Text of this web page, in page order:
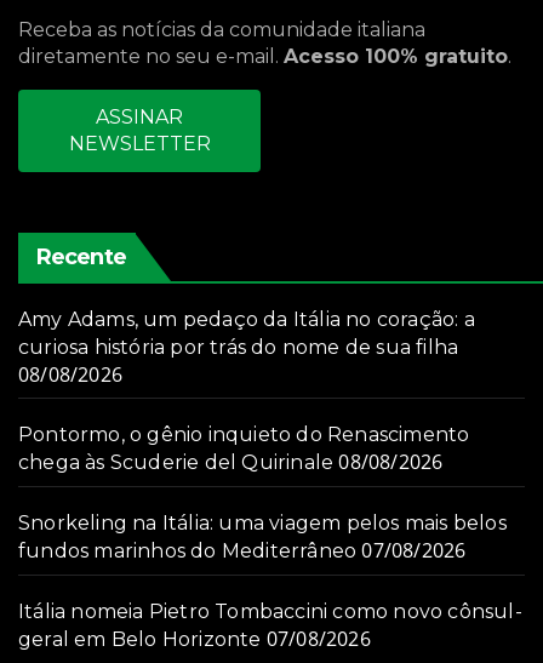
Receba as notícias da comunidade italiana
diretamente no seu e-mail. Acesso 100% gratuito.
ASSINAR
NEWSLETTER
Recente
Amy Adams, um pedaço da Itália no coração: a
curiosa história por trás do nome de sua filha
08/08/2026
Pontormo, o gênio inquieto do Renascimento
chega às Scuderie del Quirinale 08/08/2026
Snorkeling na Itália: uma viagem pelos mais belos
fundos marinhos do Mediterrâneo 07/08/2026
Itália nomeia Pietro Tombaccini como novo cônsul-
geral em Belo Horizonte 07/08/2026